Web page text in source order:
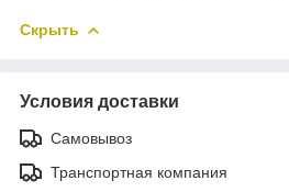
Скрыть
Условия доставки
Самовывоз
Транспортная компания